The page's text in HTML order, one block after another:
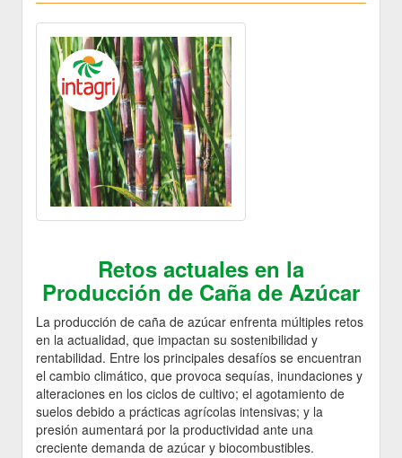
Retos actuales en la
Producción de Caña de Azúcar
La producción de caña de azúcar enfrenta múltiples retos
en la actualidad, que impactan su sostenibilidad y
rentabilidad. Entre los principales desafíos se encuentran
el cambio climático, que provoca sequías, inundaciones y
alteraciones en los ciclos de cultivo; el agotamiento de
suelos debido a prácticas agrícolas intensivas; y la
presión aumentará por la productividad ante una
creciente demanda de azúcar y biocombustibles.